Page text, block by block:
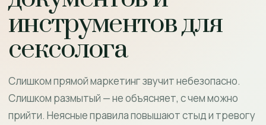
инструментов для
сексолога
Слишком прямой маркетинг звучит небезопасно.
Слишком размытый — не объясняет, с чем можно
прийти. Неясные правила повышают стыд и тревогу